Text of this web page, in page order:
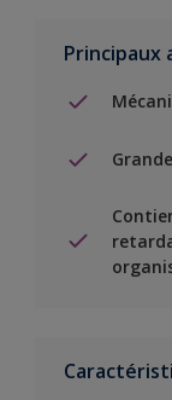
Principaux